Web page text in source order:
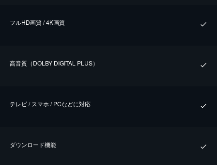
フルHD画質 / 4K画質
⾼⾳質（DOLBY DIGITAL PLUS）
テレビ / スマホ / PCなどに対応
ダウンロード機能